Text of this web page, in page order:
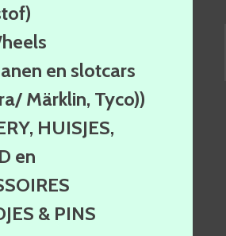
en slotcars
Märklin, Tyco))
HUISJES,
en
& PINS